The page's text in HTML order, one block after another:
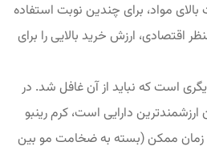
مواد، برای چندین نوبت استفاده
اقتصادی، ارزش خرید بالایی را برای
است که نباید از آن غافل شد. در
دارایی است، کرم رینبو
زمان ممکن (بسته به ضخامت مو بین